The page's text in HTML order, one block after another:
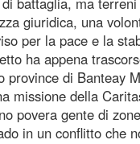
giuridica, una
per la pace e la
ha appena
province di Banteay
missione della
povera gente di
in un conflitto che